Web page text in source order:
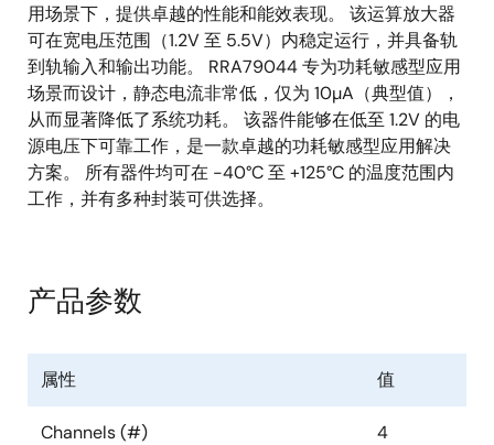
用场景下，提供卓越的性能和能效表现。 该运算放大器
可在宽电压范围（1.2V 至 5.5V）内稳定运行，并具备轨
到轨输入和输出功能。 RRA79044 专为功耗敏感型应用
场景而设计，静态电流非常低，仅为 10µA（典型值），
从而显著降低了系统功耗。 该器件能够在低至 1.2V 的电
源电压下可靠工作，是一款卓越的功耗敏感型应用解决
方案。 所有器件均可在 -40°C 至 +125°C 的温度范围内
工作，并有多种封装可供选择。
产品参数
属性 值
Channels (#) 4